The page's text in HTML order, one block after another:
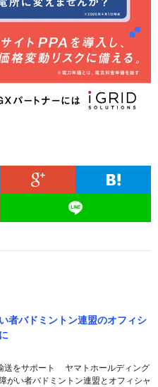
者バドミントン連盟のオフィシ
送をサポート ヤマトホールディング
がい者バドミントン連盟とオフィシャ